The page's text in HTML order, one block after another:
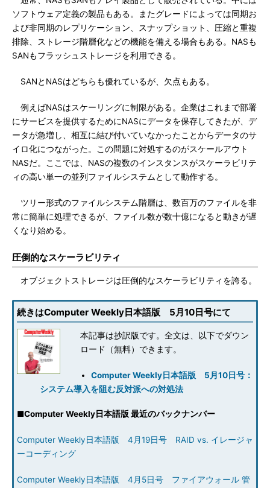
ソフトウェア定義の製品もある。またグレードによっては同期お
よび非同期のレプリケーション、スナップショット、圧縮と重複
排除、ストレージ階層化などの機能を備える場合もある。NASも
SANもフラッシュストレージを利用できる。
SANとNASはどちらも優れているが、欠点もある。
例えばNASはスケーリングに制限がある。企業はこれまで部署
にサービスを提供するためにNASにデータを保存してきたが、デ
ータが急増し、相互に結び付いていなかったことからデータのサ
イロ化につながった。この問題に対処するのがスケールアウト
NASだ。ここでは、NASの複数のインスタンスがスケーラビリテ
ィの高い単一の並列ファイルシステムとして動作する。
ツリー形式のファイルシステム階層は、数百万のファイルを非
常に簡単に処理できるが、ファイル数が数十億になると動きが遅
くなり始める。
圧倒的なスケーラビリティ
オブジェクトストレージは圧倒的なスケーラビリティを誇る。
続きはComputer Weekly日本語版 5月10日号にて
本記事は抄訳版です。全文は、以下でダウン
ロード（無料）できます。
Computer Weekly日本語版 5月10日号：
システム導入を阻む反対派への対処法
■Computer Weekly日本語版 最近のバックナンバー
Computer Weekly日本語版 4月19日号 RAID vs. イレージャ
ーコーディング
Computer Weekly日本語版 4月5日号 ファイアウォール 管